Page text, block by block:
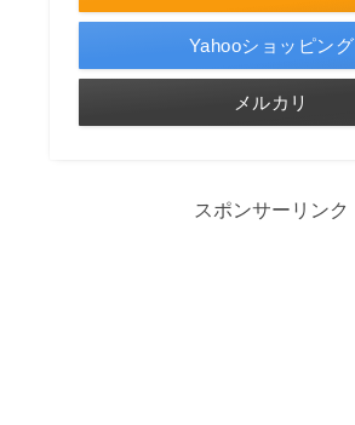
Yahooショッピング
メルカリ
スポンサーリンク